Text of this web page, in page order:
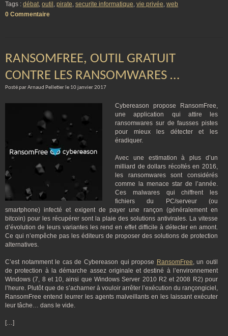
Tags : débat, outil , pirate, securite informatique, vie privée, web
0 Commentaire
RANSOMFREE, OUTIL GRATUIT
CONTRE LES RANSOMWARES …
Posté par Arnaud Pelletier le 10 janvier 2017
Cybereason propose RansomFree,
une application qui attire les
ransomwares sur de fausses pistes
pour mieux les détecter et les
éradiquer.
Avec une estimation à plus d’un
milliard de dollars récoltés en 2016,
les ransomwares sont considérés
comme la menace star de l’année.
Ces malwares qui chiffrent les
fichiers du PC/serveur (ou
smartphone) infecté et exigent de payer une rançon (généralement en
bitcoin) pour les récupérer sont la plaie des solutions antivirales. La vitesse
d’évolution de leurs variantes les rend en effet difficile à détecter en amont.
Ce qui n’empêche pas les éditeurs de proposer des solutions de protection
alternatives.
C’est notamment le cas de Cybereason qui propose RansomFree, un outil
de protection à la démarche assez originale et destiné à l’environnement
Windows (7, 8 et 10, ainsi que Windows Server 2010 R2 et 2008 R2) pour
l’heure. Plutôt que de s’acharner à vouloir arrêter l’exécution du rançongiciel,
RansomFree entend leurrer les agents malveillants en les laissant exécuter
leur tâche… dans le vide.
[…]